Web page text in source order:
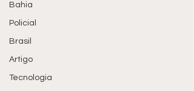
Bahia
Policial
Brasil
Artigo
Tecnologia